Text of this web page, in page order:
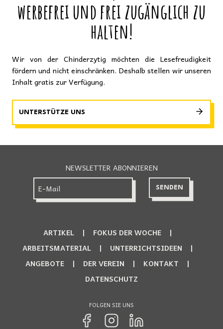
werbefrei und frei zugänglich zu
halten!
Wir von der Chinderzytig möchten die Lesefreudigkeit
fördern und nicht einschränken. Deshalb stellen wir unseren
Inhalt gratis zur Verfügung.
UNTERSTÜTZE UNS
NEWSLETTER ABONNIEREN
ARTIKEL
FOKUS DER WOCHE
ARBEITSMATERIAL
UNTERRICHTSIDEEN
ANGEBOTE
DER VEREIN
KONTAKT
DATENSCHUTZ
FOLGEN SIE UNS